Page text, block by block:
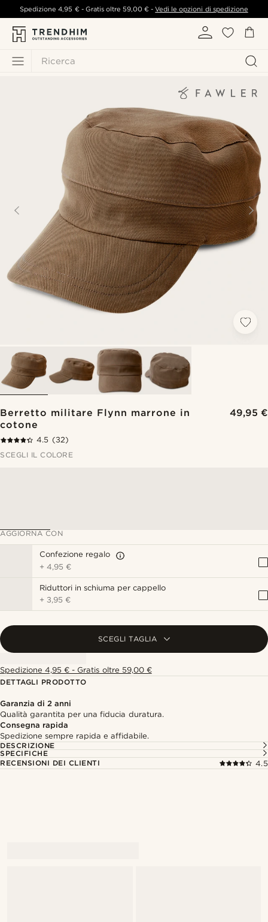
Ricerca
Spedizione4,95 €- Gratis oltre 59,00 € -Vedi le opzioni di spedizione
Berretto militare Flynn marrone in
cotone
49,95 €
4.5 (32)
SCEGLI IL COLORE
AGGIORNA CON
Confezione regalo
+4,95 €
Riduttori in schiuma per cappello
+ 3,95 €
SCEGLI TAGLIA
Spedizione 4,95 € - Gratis oltre 59,00 €
DETTAGLI PRODOTTO
Garanzia di 2 anni
Qualità garantita per una fiducia duratura.
Consegna rapida
Spedizione sempre rapida e affidabile.
DESCRIZIONE
SPECIFICHE
RECENSIONI DEI CLIENTI
4.5